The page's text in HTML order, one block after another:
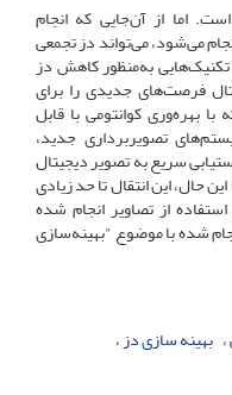
اما از آن‌جایی که انجام
می‌شود، می‌تواند دز تجمعی
تکنیک‌هایی به‌منظور کاهش دز
فرصت‌های جدیدی را برای
بهره‌وری کوانتومی با قابل
تصویربرداری جدید،
سریع به تصویر دیجیتال
حال، این انتقال تا حد زیادی
از تصاویر انجام شده
شده با موضوع "بهینه‌سازی
بهینه سازی دز